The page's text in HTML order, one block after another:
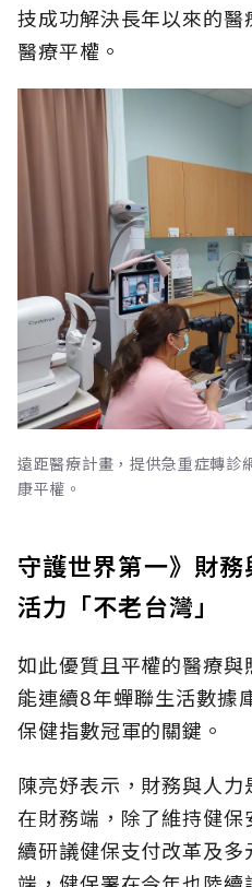
技成功解決長年以來的
醫療平權。
遠距醫療計畫，提供急重症轉診
康平權。
守護世界第一》財
活力「不老台灣」
如此優質且平權的醫療
能連續8年蟬聯生活數
保健指數冠軍的關鍵。
陳亮妤表示，財務與人力
在財務端，除了維持健
續研議健保支付改革及